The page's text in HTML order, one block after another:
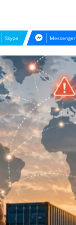
Skype Messenger